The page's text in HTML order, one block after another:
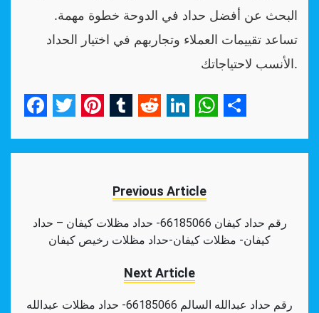
البحث عن أفضل حداد في الدوحة خطوة مهمة.
تساعد تقييمات العملاء وتجاربهم في اختيار الحداد
الأنسب لاحتياجاتك.
Previous Article
رقم حداد كيفان 66185066- حداد مظلات كيفان – حداد
كيفان- مظلات كيفان-حداد مظلات رخيص كيفان
Next Article
رقم حداد عبدالله السالم 66185066- حداد مظلات عبدالله